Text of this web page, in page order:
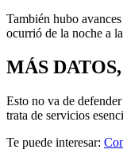
También hubo
ocurrió de la noche a
MÁS
Esto no va de
trata de servicios
Te puede interesar: